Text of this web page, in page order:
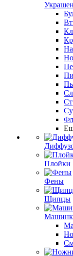
Плойки
Фены
Щипцы